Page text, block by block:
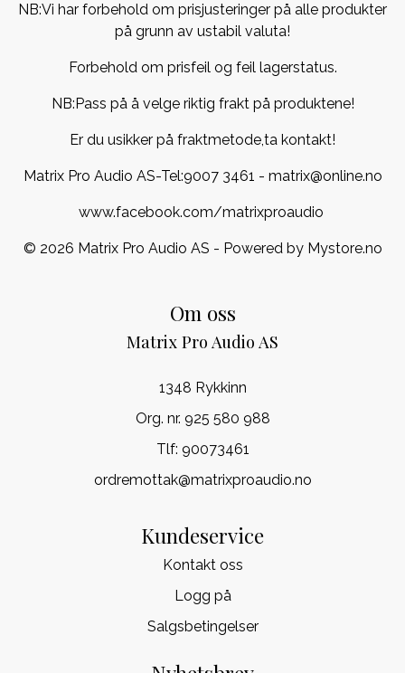
NB:Vi har forbehold om prisjusteringer på alle produkter
på grunn av ustabil valuta!
Forbehold om prisfeil og feil lagerstatus.
NB:Pass på å velge riktig frakt på produktene!
Er du usikker på fraktmetode,ta kontakt!
Matrix Pro Audio AS-Tel:9007 3461 - matrix@online.no
www.facebook.com/matrixproaudio
© 2026 Matrix Pro Audio AS - Powered by Mystore.no
Om oss
Matrix Pro Audio AS
1348 Rykkinn
Org. nr. 925 580 988
Tlf: 90073461
ordremottak@matrixproaudio.no
Kundeservice
Kontakt oss
Logg på
Salgsbetingelser